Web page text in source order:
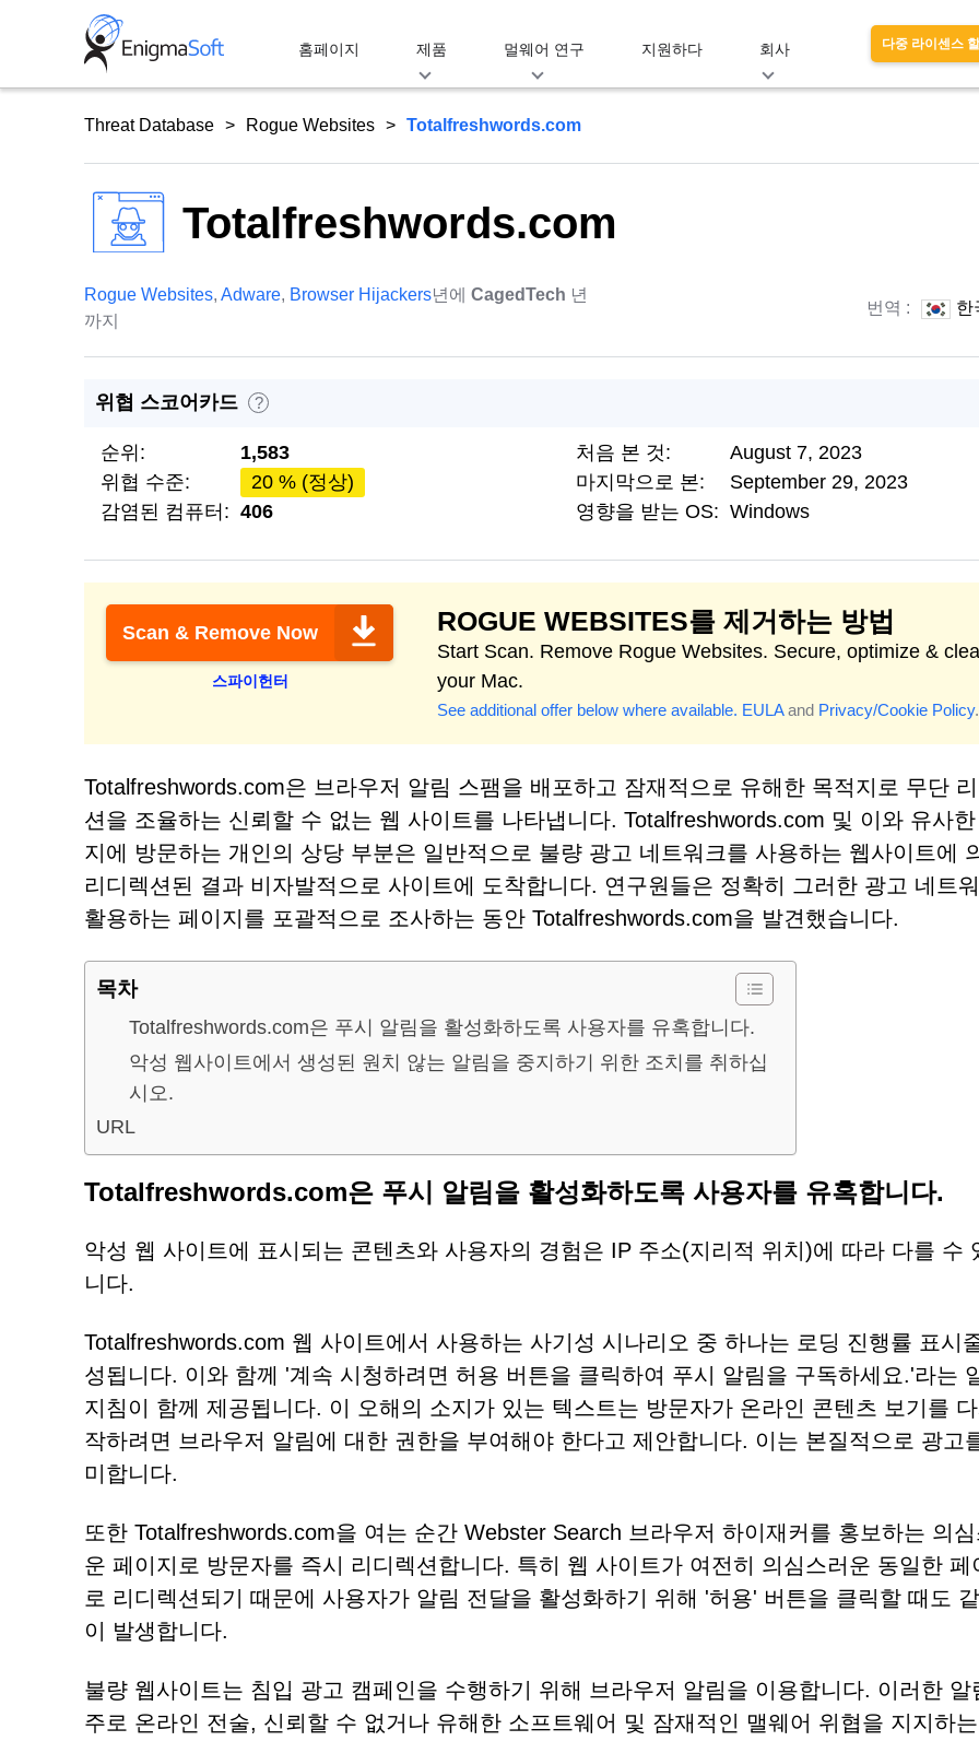
홈페이지 제품 멀웨어 연구 지원하다 회사 다중 라이센스
Threat Database Rogue Websites Totalfreshwords.com
Totalfreshwords.com
Rogue Websites, Adware, Browser Hijackers년에 CagedTech 년
까지
번역 : 한
위협 스코어카드 ?
순위:
1,583
위협 수준:
20 % (정상)
감염된 컴퓨터: 406
처음 본 것:
August 7, 2023
마지막으로 본:
September 29, 2023
영향을 받는 OS: Windows
Scan & Remove Now
스파이헌터
ROGUE WEBSITES를 제거하는 방법
Start Scan. Remove Rogue Websites. Secure, optimize &
your Mac.
See additional offer below where available. EULAand Privacy/Cookie Policy.
Totalfreshwords.com은 브라우저 알림 스팸을 배포하고 잠재적으로 유해한 목적지로 무단
션을 조율하는 신뢰할 수 없는 웹 사이트를 나타냅니다. Totalfreshwords.com 및 이와 유사한
지에 방문하는 개인의 상당 부분은 일반적으로 불량 광고 네트워크를 사용하는 웹사이트에
리디렉션된 결과 비자발적으로 사이트에 도착합니다. 연구원들은 정확히 그러한 광고 네트
활용하는 페이지를 포괄적으로 조사하는 동안 Totalfreshwords.com을 발견했습니다.
목차
Totalfreshwords.com은 푸시 알림을 활성화하도록 사용자를 유혹합니다.
악성 웹사이트에서 생성된 원치 않는 알림을 중지하기 위한 조치를 취하십
시오.
URL
Totalfreshwords.com은 푸시 알림을 활성화하도록 사용자를 유혹합니다.
악성 웹 사이트에 표시되는 콘텐츠와 사용자의 경험은 IP 주소(지리적 위치)에 따라 다를 수
니다.
Totalfreshwords.com 웹 사이트에서 사용하는 사기성 시나리오 중 하나는 로딩 진행률 표시
성됩니다. 이와 함께 '계속 시청하려면 허용 버튼을 클릭하여 푸시 알림을 구독하세요.'라는
지침이 함께 제공됩니다. 이 오해의 소지가 있는 텍스트는 방문자가 온라인 콘텐츠 보기를 다
작하려면 브라우저 알림에 대한 권한을 부여해야 한다고 제안합니다. 이는 본질적으로 광고
미합니다.
또한 Totalfreshwords.com을 여는 순간 Webster Search 브라우저 하이재커를 홍보하는 의심
운 페이지로 방문자를 즉시 리디렉션합니다. 특히 웹 사이트가 여전히 의심스러운 동일한 페
로 리디렉션되기 때문에 사용자가 알림 전달을 활성화하기 위해 '허용' 버튼을 클릭할 때도
이 발생합니다.
불량 웹사이트는 침입 광고 캠페인을 수행하기 위해 브라우저 알림을 이용합니다. 이러한 알
주로 온라인 전술, 신뢰할 수 없거나 유해한 소프트웨어 및 잠재적인 맬웨어 위협을 지지하